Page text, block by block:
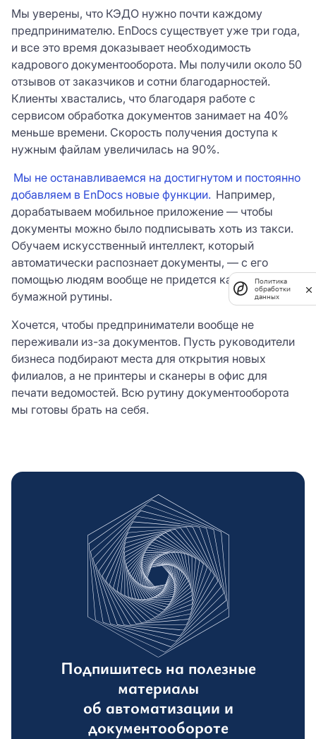
Мы уверены, что КЭДО нужно почти каждому
предпринимателю. EnDocs существует уже три года,
и все это время доказывает необходимость
кадрового документооборота. Мы получили около 50
отзывов от заказчиков и сотни благодарностей.
Клиенты хвастались, что благодаря работе с
сервисом обработка документов занимает на 40%
меньше времени. Скорость получения доступа к
нужным файлам увеличилась на 90%.
Мы не останавливаемся на достигнутом и постоянно
добавляем в EnDocs новые функции. Например,
дорабатываем мобильное приложение — чтобы
документы можно было подписывать хоть из такси.
Обучаем искусственный интеллект, который
автоматически распознает документы, — с его
помощью людям вообще не придется касаться
бумажной рутины.
Хочется, чтобы предприниматели вообще не
переживали из-за документов. Пусть руководители
бизнеса подбирают места для открытия новых
филиалов, а не принтеры и сканеры в офис для
печати ведомостей. Всю рутину документооборота
мы готовы брать на себя.
Подпишитесь на полезные
материалы
об автоматизации и
документообороте
Политика
обработки
данных